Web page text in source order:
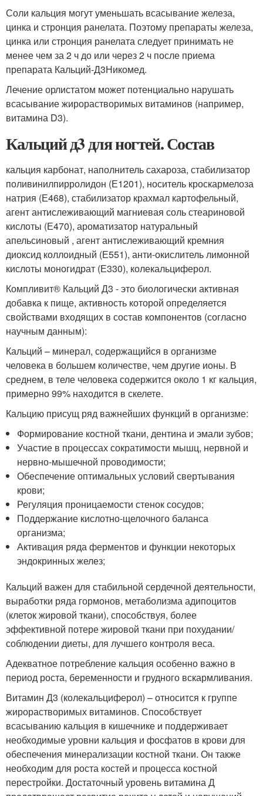
Соли кальция могут уменьшать всасывание железа,
цинка и стронция ранелата. Поэтому препараты железа,
цинка или стронция ранелата следует принимать не
менее чем за 2 ч до или через 2 ч после приема
препарата Кальций-Д3Никомед.
Лечение орлистатом может потенциально нарушать
всасывание жирорастворимых витаминов (например,
витамина D3).
Кальций д3 для ногтей. Состав
кальция карбонат, наполнитель сахароза, стабилизатор
поливинилпирролидон (Е1201), носитель кроскармелоза
натрия (Е468), стабилизатор крахмал картофельный,
агент антислеживающий магниевая соль стеариновой
кислоты (Е470), ароматизатор натуральный
апельсиновый , агент антислеживающий кремния
диоксид коллоидный (Е551), анти-окислитель лимонной
кислоты моногидрат (Е330), колекальциферол.
Компливит® Кальций Д3 - это биологически активная
добавка к пище, активность которой определяется
свойствами входящих в состав компонентов (согласно
научным данным):
Кальций – минерал, содержащийся в организме
человека в большем количестве, чем другие ионы. В
среднем, в теле человека содержится около 1 кг кальция,
примерно 99% находится в скелете.
Кальцию присущ ряд важнейших функций в организме:
Формирование костной ткани, дентина и эмали зубов;
Участие в процессах сократимости мышц, нервной и
нервно-мышечной проводимости;
Обеспечение оптимальных условий свертывания
крови;
Регуляция проницаемости стенок сосудов;
Поддержание кислотно-щелочного баланса
организма;
Активация ряда ферментов и функции некоторых
эндокринных желез;
Кальций важен для стабильной сердечной деятельности,
выработки ряда гормонов, метаболизма адипоцитов
(клеток жировой ткани), способствуя, более
эффективной потере жировой ткани при похудании/
соблюдении диеты, для лучшего контроля веса.
Адекватное потребление кальция особенно важно в
период роста, беременности и грудного вскармливания.
Витамин Д3 (колекальциферол) – относится к группе
жирорастворимых витаминов. Способствует
всасыванию кальция в кишечнике и поддерживает
необходимые уровни кальция и фосфатов в крови для
обеспечения минерализации костной ткани. Он также
необходим для роста костей и процесса костной
перестройки. Достаточный уровень витамина Д